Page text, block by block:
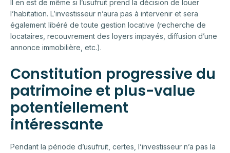
Il en est de même si l’usufruit prend la décision de louer
l’habitation. L’investisseur n’aura pas à intervenir et sera
également libéré de toute gestion locative (recherche de
locataires, recouvrement des loyers impayés, diffusion d’une
annonce immobilière, etc.).
Constitution progressive du
patrimoine et plus-value
potentiellement
intéressante
Pendant la période d’usufruit, certes, l’investisseur n’a pas la